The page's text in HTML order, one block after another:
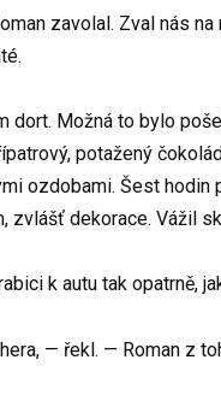
zavolal. Zval nás na
dort. Možná to bylo
potažený
ozdobami. Šest hodin
zvlášť dekorace. Vážil
k autu tak opatrně,
— řekl. — Roman z